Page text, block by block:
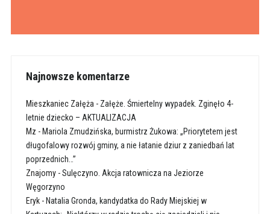
Najnowsze komentarze
Mieszkaniec Załęża - Załęże. Śmiertelny wypadek. Zginęło 4-
letnie dziecko – AKTUALIZACJA
Mz - Mariola Zmudzińska, burmistrz Żukowa: „Priorytetem jest
długofalowy rozwój gminy, a nie łatanie dziur z zaniedbań lat
poprzednich…”
Znajomy-Sulęczyno. Akcja ratownicza na Jeziorze
Węgorzyno
Eryk- Natalia Gronda, kandydatka do Rady Miejskiej w